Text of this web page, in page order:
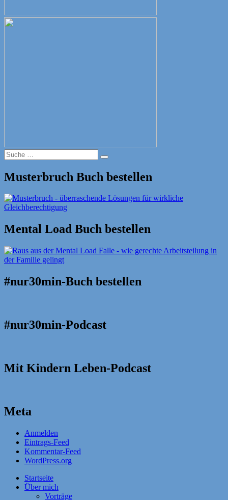
Suche
nach:
Suche
Musterbruch Buch bestellen
Mental Load Buch bestellen
#nur30min-Buch bestellen
#nur30min-Podcast
Mit Kindern Leben-Podcast
Meta
Anmelden
Eintrags-Feed
Kommentar-Feed
WordPress.org
Startseite
Über mich
Vorträge